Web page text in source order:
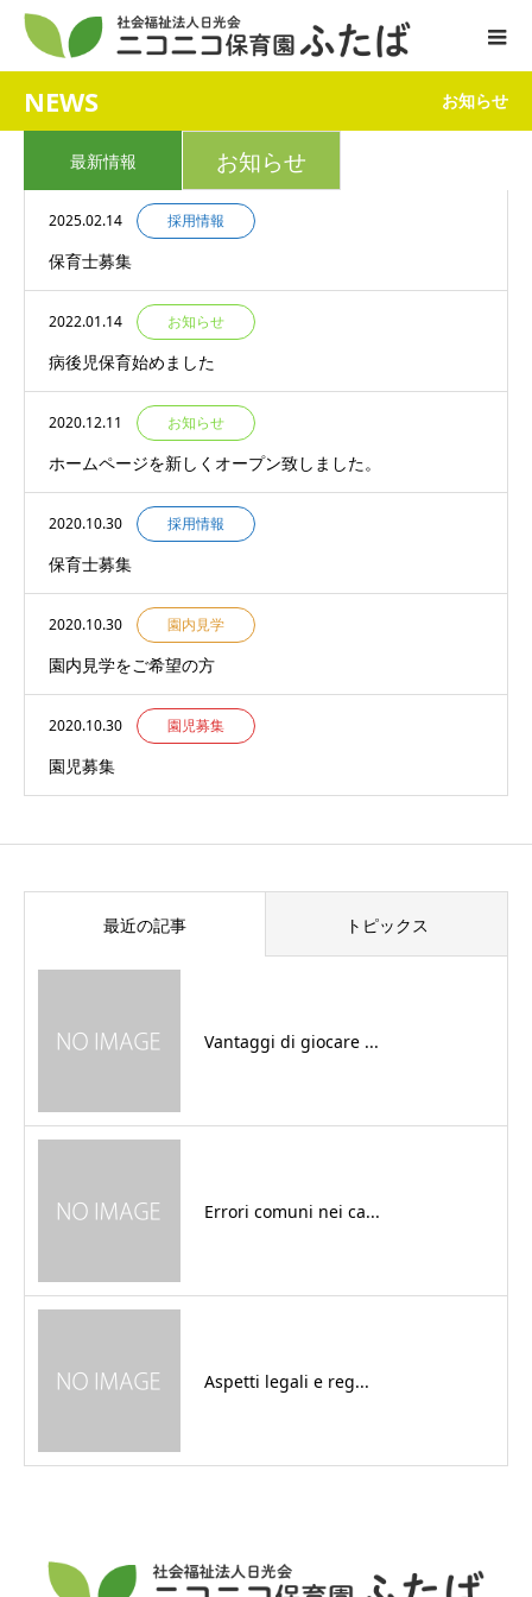
NEWS お知らせ
最新情報 お知らせ
2025.02.14 採用情報
保育士募集
2022.01.14 お知らせ
病後児保育始めました
2020.12.11 お知らせ
ホームページを新しくオープン致しました。
2020.10.30 採用情報
保育士募集
2020.10.30 園内見学
園内見学をご希望の方
2020.10.30 園児募集
園児募集
最近の記事 トピックス
Vantaggi di giocare ...
Errori comuni nei ca...
Aspetti legali e reg...